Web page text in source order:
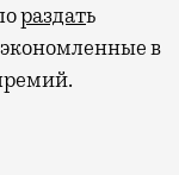
раздать
в